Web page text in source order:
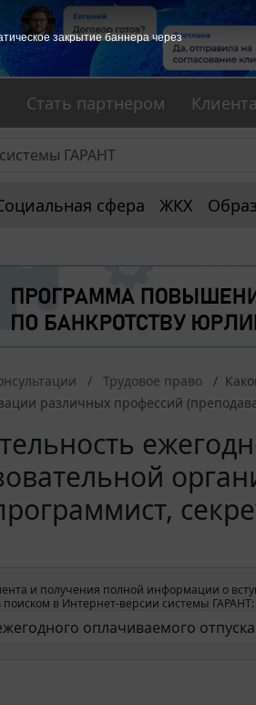
Стать партнером
сфера ЖКХ
Трудовое право
различных профессий
и получения полной информации о
в Интернет-версии системы ГАРАНТ:
закрытие баннера через